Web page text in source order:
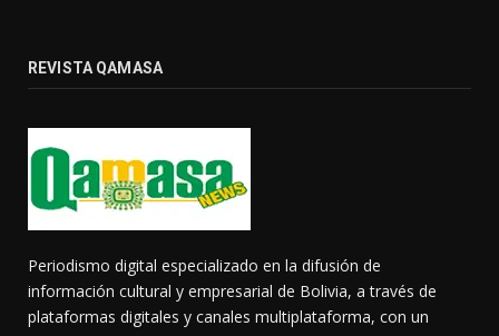
REVISTA QAMASA
Periodismo digital especializado en la difusión de
información cultural y empresarial de Bolivia, a través de
plataformas digitales y canales multiplataforma, con un